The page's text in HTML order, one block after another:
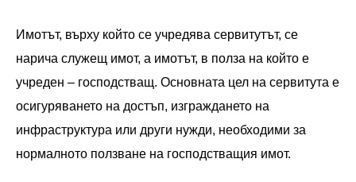
Имотът, върху който се учредява сервитутът, се
нарича служещ имот, а имотът, в полза на който е
учреден – господстващ. Основната цел на сервитута е
осигуряването на достъп, изграждането на
инфраструктура или други нужди, необходими за
нормалното ползване на господстващия имот.